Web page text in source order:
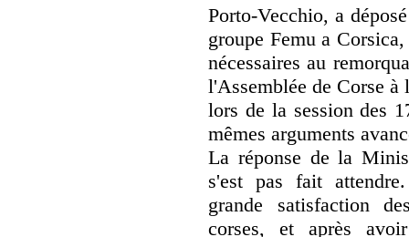
Porto-Vecchio, a
groupe Femu a
nécessaires au
l'Assemblée de Corse
lors de la session des
mêmes arguments
La réponse de la
s'est pas fait
grande satisfaction
corses, et après